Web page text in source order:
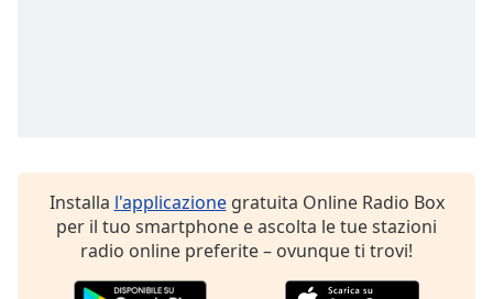
Installa l'applicazionegratuita Online Radio Box
per il tuo smartphone e ascolta le tue stazioni
radio online preferite – ovunque ti trovi!